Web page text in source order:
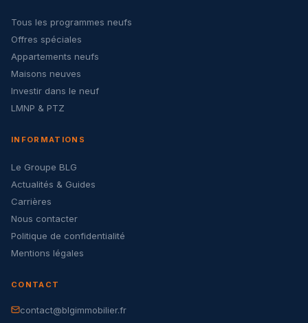
Tous les programmes neufs
Offres spéciales
Appartements neufs
Maisons neuves
Investir dans le neuf
LMNP & PTZ
INFORMATIONS
Le Groupe BLG
Actualités & Guides
Carrières
Nous contacter
Politique de confidentialité
Mentions légales
CONTACT
contact@blgimmobilier.fr